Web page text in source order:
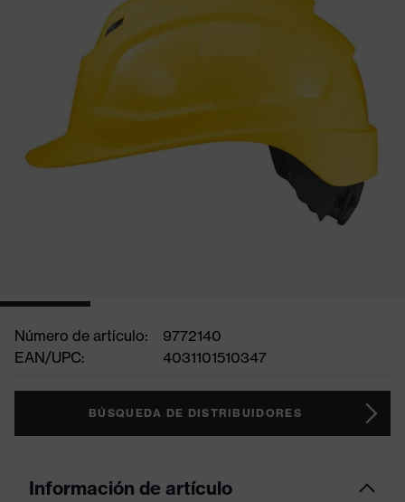
Número de artículo:
9772140
EAN/UPC:
4031101510347
BÚSQUEDA DE DISTRIBUIDORES
Información de artículo